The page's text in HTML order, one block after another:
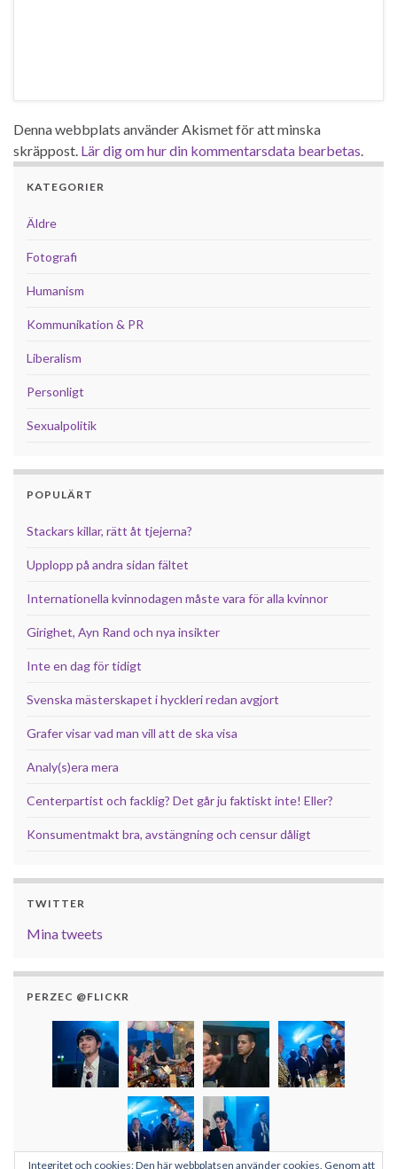
Denna webbplats använder Akismet för att minska
skräppost. Lär dig om hur din kommentarsdata bearbetas.
KATEGORIER
Äldre
Fotografi
Humanism
Kommunikation & PR
Liberalism
Personligt
Sexualpolitik
POPULÄRT
Stackars killar, rätt åt tjejerna?
Upplopp på andra sidan fältet
Internationella kvinnodagen måste vara för alla kvinnor
Girighet, Ayn Rand och nya insikter
Inte en dag för tidigt
Svenska mästerskapet i hyckleri redan avgjort
Grafer visar vad man vill att de ska visa
Analy(s)era mera
Centerpartist och facklig? Det går ju faktiskt inte! Eller?
Konsumentmakt bra, avstängning och censur dåligt
TWITTER
Mina tweets
PERZEC @FLICKR
Integritet och cookies: Den här webbplatsen använder cookies. Genom att